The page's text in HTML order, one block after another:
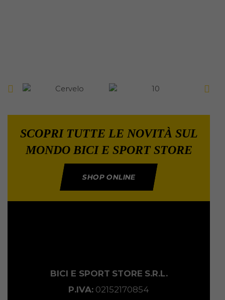
SCOPRI TUTTE LE NOVITÀ SUL
MONDO BICI E SPORT STORE
SHOP ONLINE
BICI E SPORT STORE S.R.L.
P.IVA: 02152170854